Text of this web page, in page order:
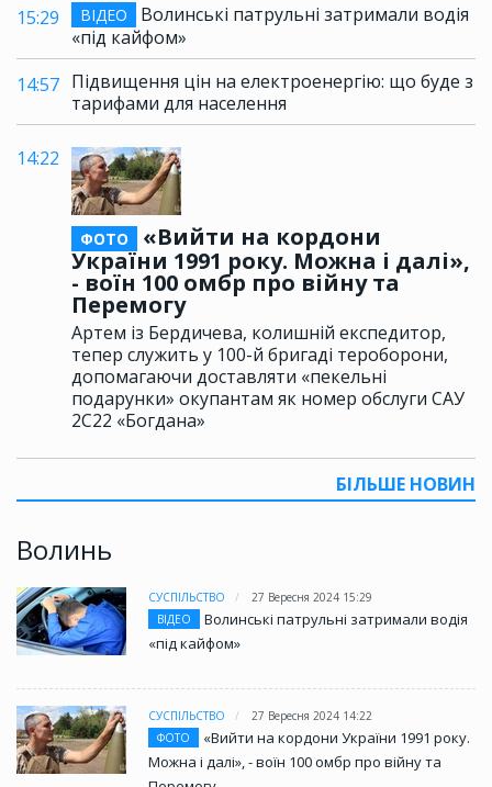
15:29
ВІДЕО
Волинські патрульні затримали водія
«під кайфом»
14:57 Підвищення цін на електроенергію: що буде з
тарифами для населення
14:22
ФОТО
«Вийти на кордони
України 1991 року. Можна і далі»,
- воїн 100 омбр про війну та
Перемогу
Артем із Бердичева, колишній експедитор,
тепер служить у 100-й бригаді тероборони,
допомагаючи доставляти «пекельні
подарунки» окупантам як номер обслуги САУ
2С22 «Богдана»
БІЛЬШЕ НОВИН
Волинь
СУСПІЛЬСТВО
27 Вересня 2024 15:29
ВІДЕО
Волинські патрульні затримали водія
«під кайфом»
СУСПІЛЬСТВО
27 Вересня 2024 14:22
ФОТО
«Вийти на кордони України 1991 року.
Можна і далі», - воїн 100 омбр про війну та